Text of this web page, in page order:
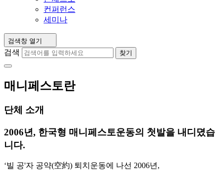
컨퍼런스
세미나
검색창 열기
검색 찾기
매니페스토란
단체 소개
2006년, 한국형 매니페스토운동의 첫발을 내디뎠습
니다.
‘빌 공'자 공약(空約) 퇴치운동에 나선 2006년,